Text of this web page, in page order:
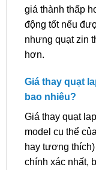
giá thành thấp
động tốt nếu
nhưng quạt zin
hơn.
Giá thay quạt
bao nhiêu?
Giá thay quạt
model cụ thể
hay tương
chính xác nhất,